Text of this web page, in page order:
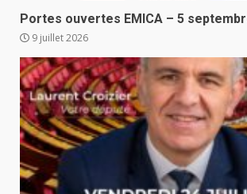
Portes ouvertes EMICA – 5
9 juillet 2026